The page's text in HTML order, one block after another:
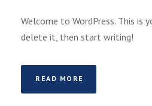
Welcome to WordPress. This is
delete it, then start writing!
READ MORE